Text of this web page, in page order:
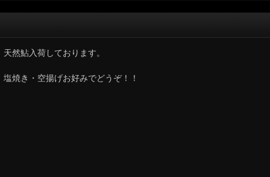
天然鮎入荷しております。
塩焼き・空揚げお好みでどうぞ！！